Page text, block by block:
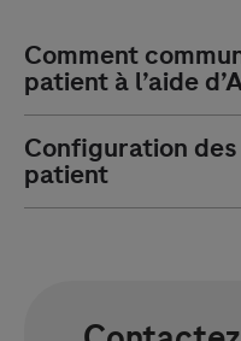
Comment
patient à l’aide d’
Configuration
patient